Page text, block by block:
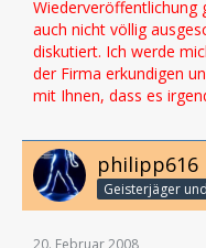
Wiederveröffentlichung
auch nicht völlig
diskutiert. Ich werde
der Firma erkundigen
mit Ihnen, dass es
philipp616